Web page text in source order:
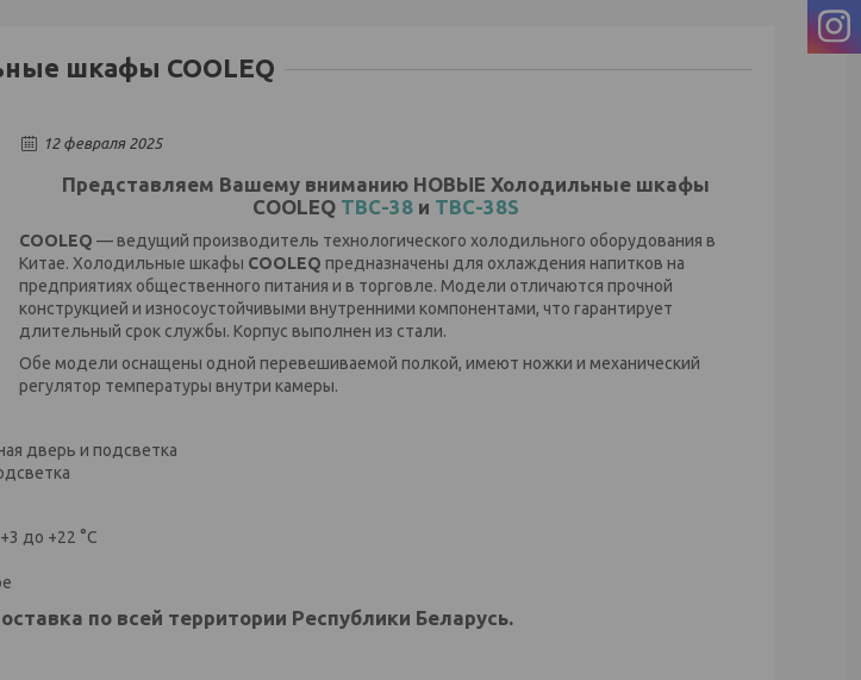
шкафы COOLEQ
12 февраля 2025
Представляем Вашему вниманию НОВЫЕ Холодильные шкафы
COOLEQ TBC-38и TBC-38S
COOLEQ — ведущий производитель технологического холодильного оборудования в
Китае. Холодильные шкафы COOLEQ предназначены для охлаждения напитков на
предприятиях общественного питания и в торговле. Модели отличаются прочной
конструкцией и износоустойчивыми внутренними компонентами, что гарантирует
длительный срок службы. Корпус выполнен из стали.
Обе модели оснащены одной перевешиваемой полкой, имеют ножки и механический
регулятор температуры внутри камеры.
дверь и подсветка
до +22 °C
по всей территории Республики Беларусь.